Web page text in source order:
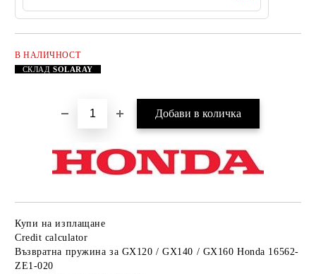
В НАЛИЧНОСТ
СКЛАДSOLARAY
Купи на изплащане
Credit calculator
Възвратна пружина за GX120 / GX140 / GX160 Honda 16562-
ZE1-020